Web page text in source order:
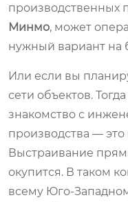
производственных
Минмо, может
нужный вариант на
Или если вы
сети объектов.
знакомство с
производства —
Выстраивание
окупится. В таком
всему Юго-